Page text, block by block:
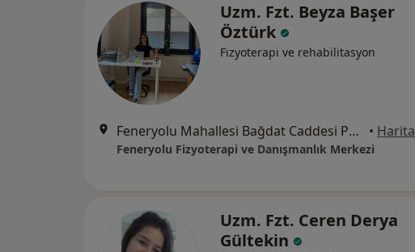
Uzm. Fzt. Beyza Başer
Öztürk
Fizyoterapi ve rehabilitasyon
Feneryolu Mahallesi Bağdat Caddesi Pakeser Apt. No:85 , İstanbul • Harita
Feneryolu Fizyoterapi ve Danışmanlık Merkezi
Uzm. Fzt. Ceren Derya
Gültekin